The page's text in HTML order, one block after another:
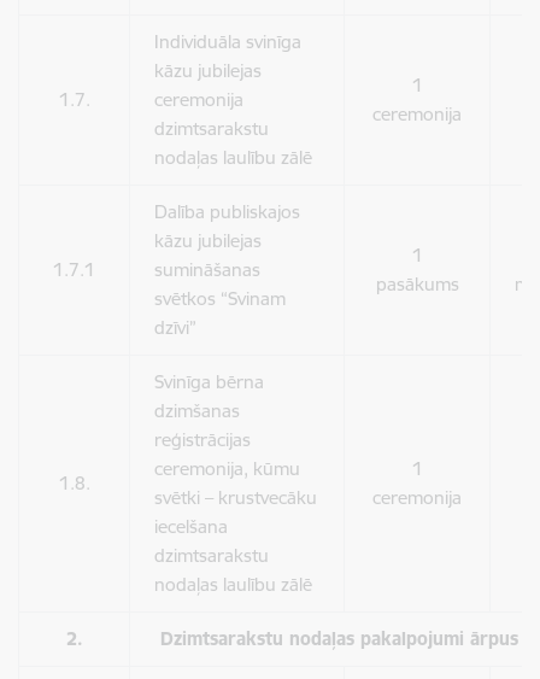
1.7.
Individuāla svinīga
kāzu jubilejas
ceremonija
dzimtsarakstu
nodaļas laulību zālē
1
ceremonija
1.7.1
Dalība publiskajos
kāzu jubilejas
sumināšanas
svētkos “Svinam
dzīvi”
1
pasākums
1.8.
Svinīga bērna
dzimšanas
reģistrācijas
ceremonija, kūmu
svētki – krustvecāku
iecelšana
dzimtsarakstu
nodaļas laulību zālē
1
ceremonija
2. Dzimtsarakstu nodaļas pakalpojumi ārpus